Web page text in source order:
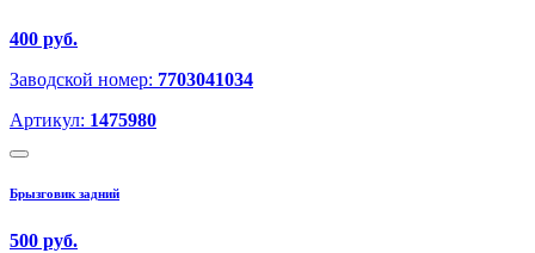
400 руб.
Заводской номер: 7703041034
Артикул: 1475980
Брызговик задний
500 руб.